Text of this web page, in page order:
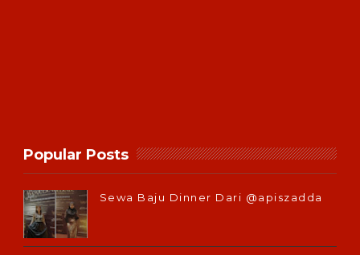
Popular Posts
Sewa Baju Dinner Dari @apiszadda